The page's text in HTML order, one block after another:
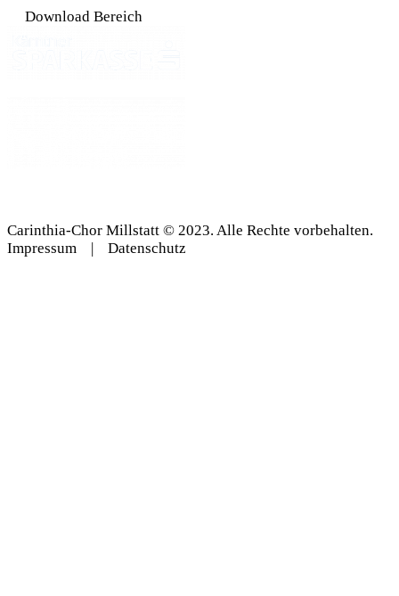
Download Bereich
Carinthia-Chor Millstatt © 2023. Alle Rechte vorbehalten.
Impressum
Datenschutz